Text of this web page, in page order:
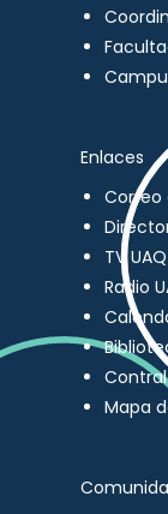
Enlaces
Correo
TV UAQ
Radio
Mapa